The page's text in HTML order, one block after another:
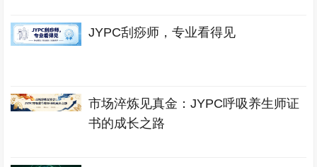
JYPC刮痧师，专业看得见
市场淬炼见真金：JYPC呼吸养生师证
书的成长之路